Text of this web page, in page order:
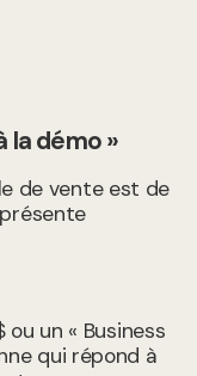
la démo »
de vente est de
un « Business
qui répond à